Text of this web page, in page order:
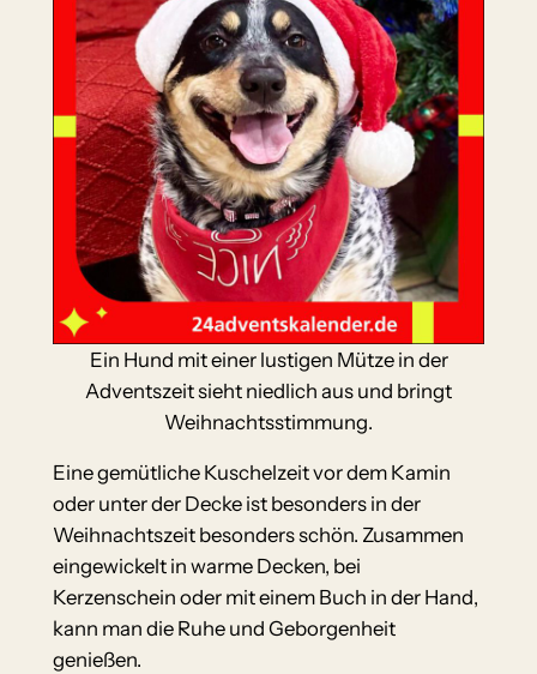
Ein Hund mit einer lustigen Mütze in der
Adventszeit sieht niedlich aus und bringt
Weihnachtsstimmung.
Eine gemütliche Kuschelzeit vor dem Kamin
oder unter der Decke ist besonders in der
Weihnachtszeit besonders schön. Zusammen
eingewickelt in warme Decken, bei
Kerzenschein oder mit einem Buch in der Hand,
kann man die Ruhe und Geborgenheit
genießen.